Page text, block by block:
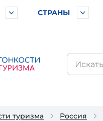
СТРАНЫ
туризма Россия